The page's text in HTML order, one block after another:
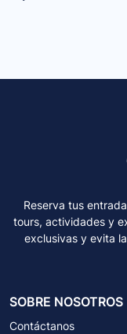
Reserva tus
tours, actividades y
exclusivas y evita
SOBRE NOSOTROS
Contáctanos